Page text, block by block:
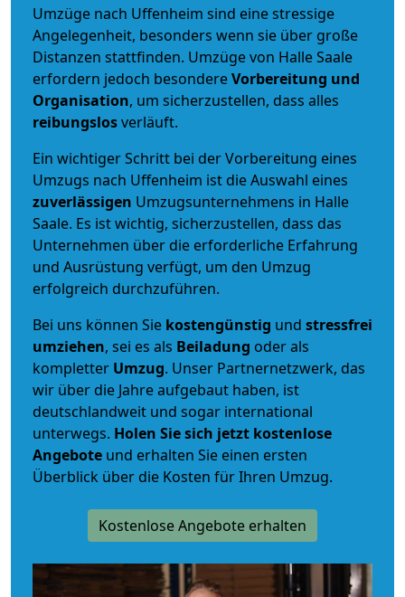
Umzüge nach Uffenheim sind eine stressige
Angelegenheit, besonders wenn sie über große
Distanzen stattfinden. Umzüge von Halle Saale
erfordern jedoch besondereVorbereitung und
Organisation, um sicherzustellen, dass alles
reibungslosverläuft.
Ein wichtiger Schritt bei der Vorbereitung eines
Umzugs nach Uffenheim ist die Auswahl eines
zuverlässigen Umzugsunternehmens in Halle
Saale. Es ist wichtig, sicherzustellen, dass das
Unternehmen über die erforderliche Erfahrung
und Ausrüstung verfügt, um den Umzug
erfolgreich durchzuführen.
Bei uns können Sie kostengünstig und stressfrei
umziehen, sei es als Beiladung oder als
kompletter Umzug. Unser Partnernetzwerk, das
wir über die Jahre aufgebaut haben, ist
deutschlandweit und sogar international
unterwegs. Holen Sie sich jetzt kostenlose
Angebote und erhalten Sie einen ersten
Überblick über die Kosten für Ihren Umzug.
Kostenlose Angebote erhalten